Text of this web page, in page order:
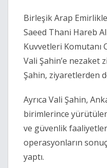
Birleşik Arap
Saeed Thani Hareb
Kuvvetleri
Vali Şahin’e nezaket
Şahin, ziyaretlerden
Ayrıca Vali Şahin,
birimlerince yürütülen
ve güvenlik
operasyonların
yaptı.